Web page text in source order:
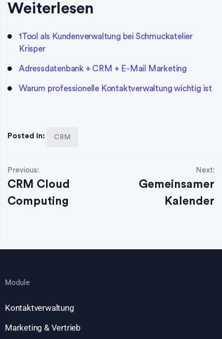
Weiterlesen
1Tool als Kundenverwaltung bei Schmuckatelier
Krisper
Adressdatenbank + CRM + E-Mail Marketing
Warum professionelle Kontaktverwaltung wichtig ist
Posted in: CRM
Previous:
CRM Cloud
Computing
Next:
Gemeinsamer
Kalender
Module
Kontaktverwaltung
Marketing & Vertrieb